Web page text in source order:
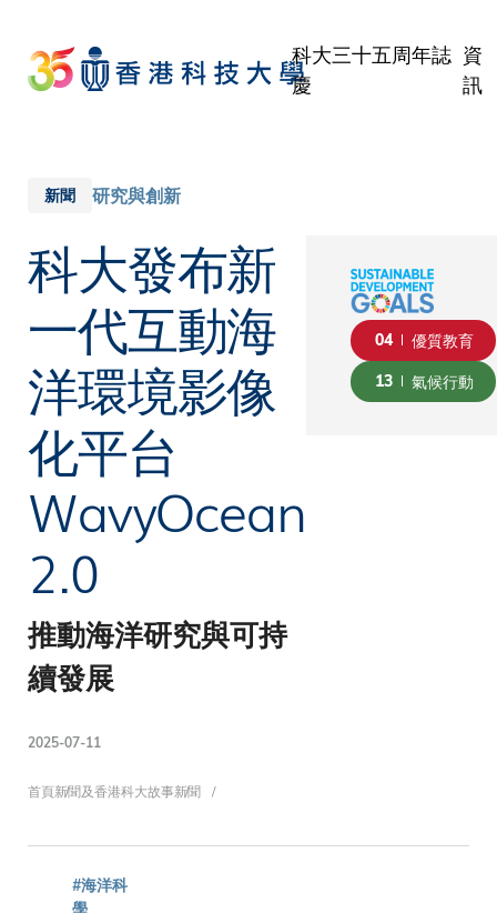
main
content
科大三十五周年誌
慶
資
訊
新聞 研究與創新
科大發布新
一代互動海
洋環境影像
化平台
WavyOcean
2.0
推動海洋研究與可持
續發展
2025-07-11
導
首頁新聞及香港科大故事新聞
04 優質教育
13 氣候行動
#海洋科
學